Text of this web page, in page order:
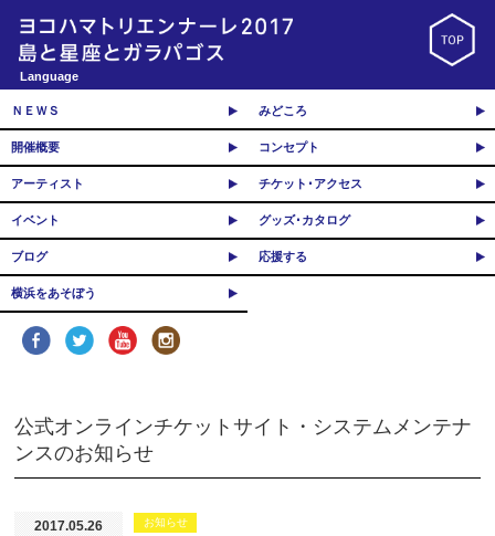
Language
ＮＥＷＳ みどころ
開催概要 コンセプト
アーティスト チケット･アクセス
イベント グッズ･カタログ
ブログ 応援する
横浜をあそぼう
公式オンラインチケットサイト・システムメンテナ
ンスのお知らせ
2017.05.26 お知らせ